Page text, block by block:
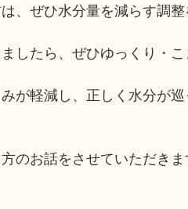
、ぜひ水分量を減らす調
したら、ぜひゆっくり・
が軽減し、正しく水分が
のお話をさせていただきま